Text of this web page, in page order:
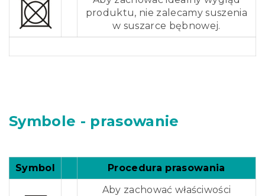
produktu, nie zalecamy suszenia
w suszarce bębnowej.
Symbole - prasowanie
Symbol
Procedura prasowania
Aby zachować właściwości